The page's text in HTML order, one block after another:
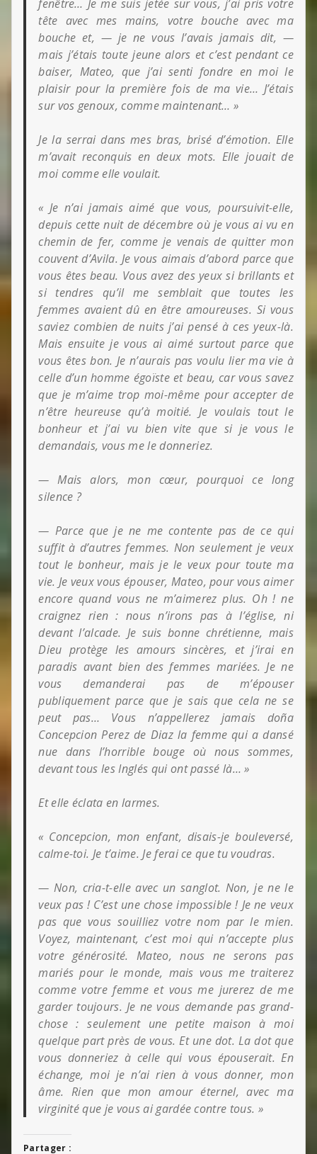
fenêtre… Je me suis jetée sur vous, j’ai pris votre
tête avec mes mains, votre bouche avec ma
bouche et, — je ne vous l’avais jamais dit, —
mais j’étais toute jeune alors et c’est pendant ce
baiser, Mateo, que j’ai senti fondre en moi le
plaisir pour la première fois de ma vie… J’étais
sur vos genoux, comme maintenant… »
Je la serrai dans mes bras, brisé d’émotion. Elle
m’avait reconquis en deux mots. Elle jouait de
moi comme elle voulait.
« Je n’ai jamais aimé que vous, poursuivit-elle,
depuis cette nuit de décembre où je vous ai vu en
chemin de fer, comme je venais de quitter mon
couvent d’Avila. Je vous aimais d’abord parce que
vous êtes beau. Vous avez des yeux si brillants et
si tendres qu’il me semblait que toutes les
femmes avaient dû en être amoureuses. Si vous
saviez combien de nuits j’ai pensé à ces yeux-là.
Mais ensuite je vous ai aimé surtout parce que
vous êtes bon. Je n’aurais pas voulu lier ma vie à
celle d’un homme égoïste et beau, car vous savez
que je m’aime trop moi-même pour accepter de
n’être heureuse qu’à moitié. Je voulais tout le
bonheur et j’ai vu bien vite que si je vous le
demandais, vous me le donneriez.
— Mais alors, mon cœur, pourquoi ce long
silence ?
— Parce que je ne me contente pas de ce qui
suffit à d’autres femmes. Non seulement je veux
tout le bonheur, mais je le veux pour toute ma
vie. Je veux vous épouser, Mateo, pour vous aimer
encore quand vous ne m’aimerez plus. Oh ! ne
craignez rien : nous n’irons pas à l’église, ni
devant l’alcade. Je suis bonne chrétienne, mais
Dieu protège les amours sincères, et j’irai en
paradis avant bien des femmes mariées. Je ne
vous demanderai pas de m’épouser
publiquement parce que je sais que cela ne se
peut pas… Vous n’appellerez jamais doña
Concepcion Perez de Diaz la femme qui a dansé
nue dans l’horrible bouge où nous sommes,
devant tous les Inglés qui ont passé là… »
Et elle éclata en larmes.
« Concepcion, mon enfant, disais-je bouleversé,
calme-toi. Je t’aime. Je ferai ce que tu voudras.
— Non, cria-t-elle avec un sanglot. Non, je ne le
veux pas ! C’est une chose impossible ! Je ne veux
pas que vous souilliez votre nom par le mien.
Voyez, maintenant, c’est moi qui n’accepte plus
votre générosité. Mateo, nous ne serons pas
mariés pour le monde, mais vous me traiterez
comme votre femme et vous me jurerez de me
garder toujours. Je ne vous demande pas grand-
chose : seulement une petite maison à moi
quelque part près de vous. Et une dot. La dot que
vous donneriez à celle qui vous épouserait. En
échange, moi je n’ai rien à vous donner, mon
âme. Rien que mon amour éternel, avec ma
virginité que je vous ai gardée contre tous. »
Partager :